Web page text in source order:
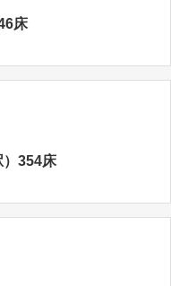
床
）354床